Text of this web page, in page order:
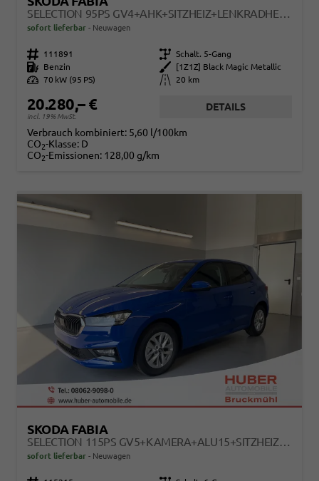
SELECTION 95PS GV4+AHK+SITZHEIZ+LENKRADHEIZ+CLIMATRONIC+TEMPOMAT+PDC
sofort lieferbar Neuwagen
Fahrzeugnr. 111891 Getriebe Schalt. 5-Gang
Kraftstoff
Benzin Außenfarbe
[1Z1Z] Black Magic Metallic
Leistung 70 kW (95 PS) Kilometerstand 20 km
20.280,– €
incl. 19% MwSt.
DETAILS
Verbrauch kombiniert: 5,60 l/100km
CO2-Klasse: D
CO2-Emissionen: 128,00 g/km
SKODA FABIA
SELECTION 115PS GV5+KAMERA+ALU15+SITZHEIZ+SUNSET+REGENSENSOR+APPCONNECT+LED
sofort lieferbar Neuwagen